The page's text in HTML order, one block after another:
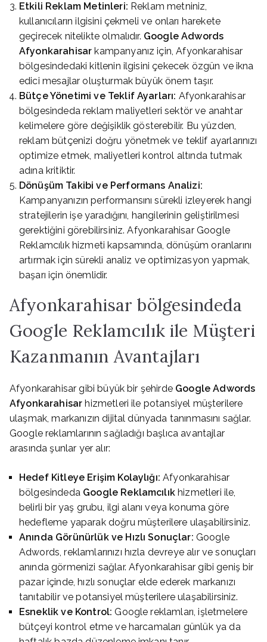
Etkili Reklam Metinleri: Reklam metniniz,
kullanıcıların ilgisini çekmeli ve onları harekete
geçirecek nitelikte olmalıdır. Google Adwords
Afyonkarahisar kampanyanız için, Afyonkarahisar
bölgesindedaki kitlenin ilgisini çekecek özgün ve ikna
edici mesajlar oluşturmak büyük önem taşır.
Bütçe Yönetimi ve Teklif Ayarları: Afyonkarahisar
bölgesindeda reklam maliyetleri sektör ve anahtar
kelimelere göre değişiklik gösterebilir. Bu yüzden,
reklam bütçenizi doğru yönetmek ve teklif ayarlarınızı
optimize etmek, maliyetleri kontrol altında tutmak
adına kritiktir.
Dönüşüm Takibi ve Performans Analizi:
Kampanyanızın performansını sürekli izleyerek hangi
stratejilerin işe yaradığını, hangilerinin geliştirilmesi
gerektiğini görebilirsiniz. Afyonkarahisar Google
Reklamcılık hizmeti kapsamında, dönüşüm oranlarını
artırmak için sürekli analiz ve optimizasyon yapmak,
başarı için önemlidir.
Afyonkarahisar bölgesindeda
Google Reklamcılık ile Müşteri
Kazanmanın Avantajları
Afyonkarahisar gibi büyük bir şehirde Google Adwords
Afyonkarahisar hizmetleri ile potansiyel müşterilere
ulaşmak, markanızın dijital dünyada tanınmasını sağlar.
Google reklamlarının sağladığı başlıca avantajlar
arasında şunlar yer alır:
Hedef Kitleye Erişim Kolaylığı: Afyonkarahisar
bölgesindeda Google Reklamcılıkhizmetleri ile,
belirli bir yaş grubu, ilgi alanı veya konuma göre
hedefleme yaparak doğru müşterilere ulaşabilirsiniz.
Anında Görünürlük ve Hızlı Sonuçlar: Google
Adwords, reklamlarınızı hızla devreye alır ve sonuçları
anında görmenizi sağlar. Afyonkarahisar gibi geniş bir
pazar içinde, hızlı sonuçlar elde ederek markanızı
tanıtabilir ve potansiyel müşterilere ulaşabilirsiniz.
Esneklik ve Kontrol: Google reklamları, işletmelere
bütçeyi kontrol etme ve harcamaları günlük ya da